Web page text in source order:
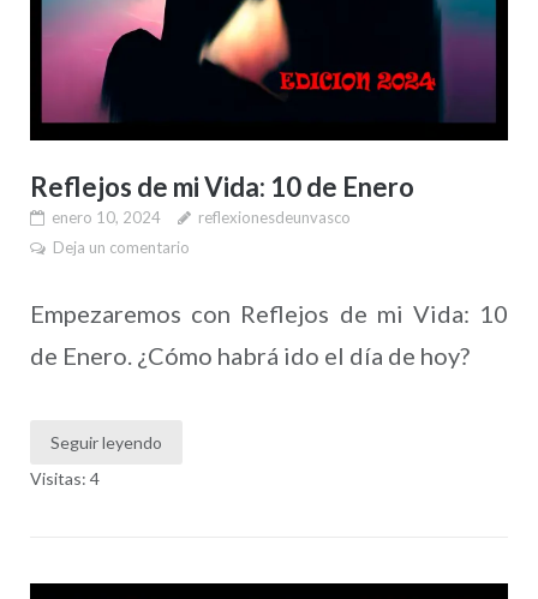
Reflejos de mi Vida: 10 de Enero
enero 10, 2024
reflexionesdeunvasco
Deja un comentario
Empezaremos con Reflejos de mi Vida: 10
de Enero. ¿Cómo habrá ido el día de hoy?
Seguir leyendo
Visitas: 4